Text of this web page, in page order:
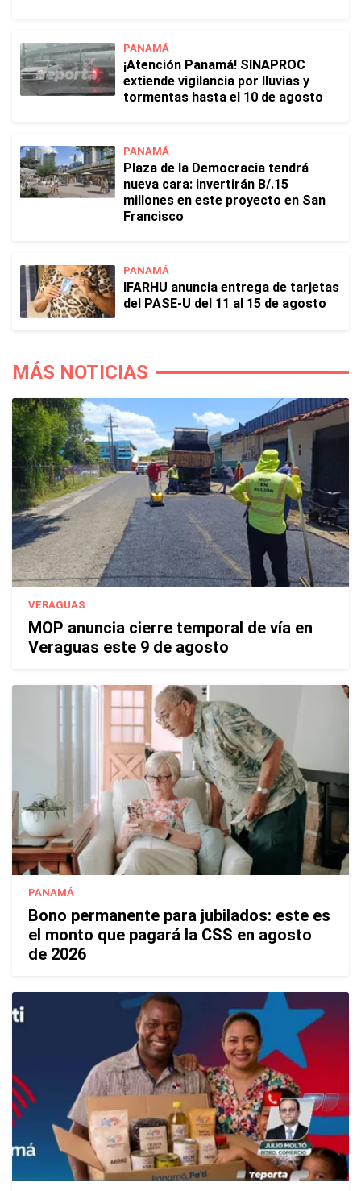
PANAMÁ
¡Atención Panamá! SINAPROC
extiende vigilancia por lluvias y
tormentas hasta el 10 de agosto
PANAMÁ
Plaza de la Democracia tendrá
nueva cara: invertirán B/.15
millones en este proyecto en San
Francisco
PANAMÁ
IFARHU anuncia entrega de tarjetas
del PASE-U del 11 al 15 de agosto
MÁS NOTICIAS
VERAGUAS
MOP anuncia cierre temporal de vía en
Veraguas este 9 de agosto
PANAMÁ
Bono permanente para jubilados: este es
el monto que pagará la CSS en agosto
de 2026